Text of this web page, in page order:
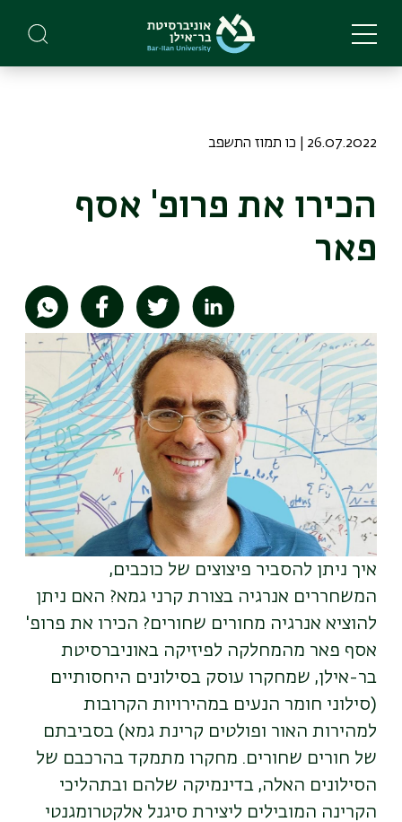
main
26.07.2022 | כו תמוז התשפב
הכירו את פרופ' אסף
פאר
תמונה
איך ניתן להסביר פיצוצים של כוכבים,
המשחררים אנרגיה בצורת קרני גמא? האם ניתן
להוציא אנרגיה מחורים שחורים? הכירו את פרופ'
אסף פאר מהמחלקה לפיזיקה באוניברסיטת
בר-אילן, שמחקרו עוסק בסילונים היחסותיים
(סילוני חומר הנעים במהירויות הקרובות
למהירות האור ופולטים קרינת גמא) בסביבתם
של חורים שחורים. מחקרו מתמקד בהרכבם של
הסילונים האלה, בדינמיקה שלהם ובתהליכי
הקרינה המובילים ליצירת סיגנל אלקטרומגנטי